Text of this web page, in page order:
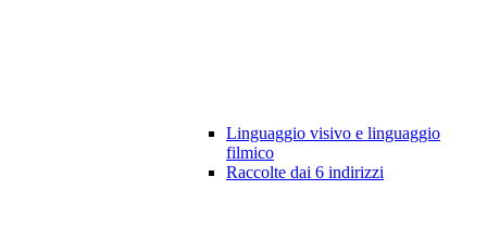
Linguaggio visivo e linguaggio
filmico
Raccolte dai 6 indirizzi